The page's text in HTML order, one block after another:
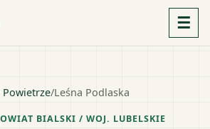
☰
Powietrze/Leśna Podlaska
BIALSKI / WOJ. LUBELSKIE